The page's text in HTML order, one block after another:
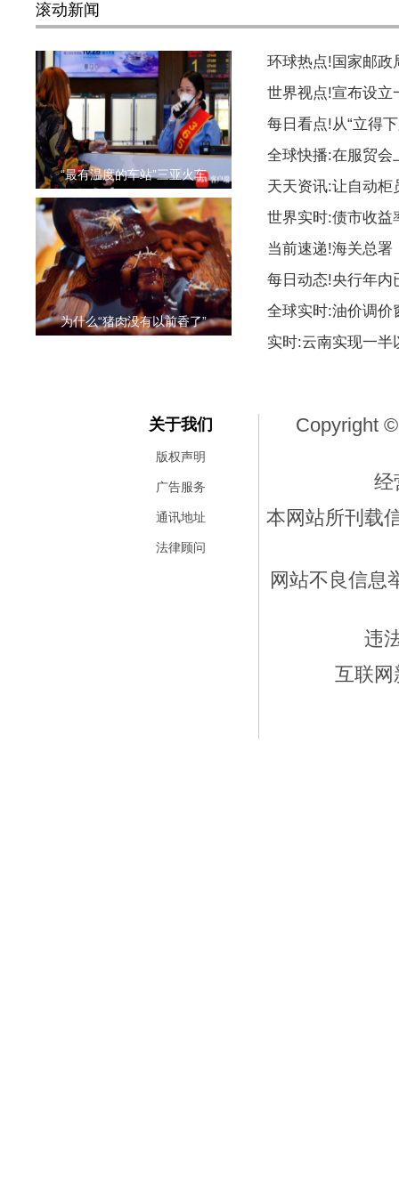
滚动新闻
“最有温度的车站”三亚火车
为什么“猪肉没有以前香了”
环球热点!国家邮政
世界视点!宣布设立
每日看点!从“立得
全球快播:在服贸会
天天资讯:让自动柜
世界实时:债市收益
当前速递!海关总署
每日动态!央行年内
全球实时:油价调价
实时:云南实现一半
关于我们
版权声明
广告服务
通讯地址
法律顾问
Copyright
经
本网站所刊载
网站不良信息
违
互联网